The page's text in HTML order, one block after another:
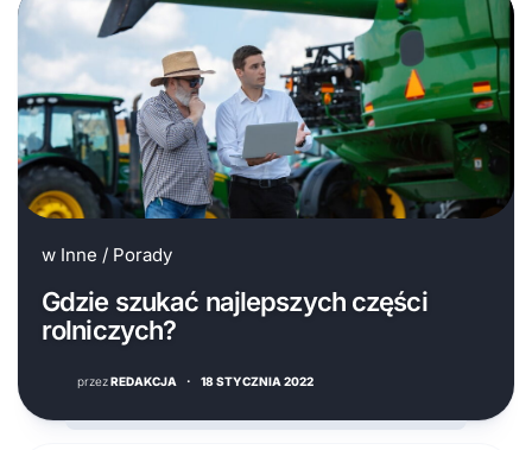
w Inne / Porady
Gdzie szukać najlepszych części
rolniczych?
przezREDAKCJA · 18 STYCZNIA 2022